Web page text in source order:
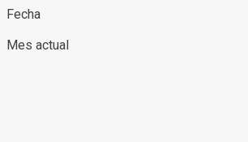
Fecha
Mes actual